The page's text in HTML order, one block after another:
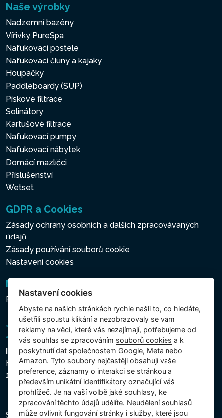
Naše výrobky
Nadzemní bazény
Vířivky PureSpa
Nafukovací postele
Nafukovací čluny a kajaky
Houpačky
Paddleboardy (SUP)
Pískové filtrace
Solinátory
Kartušové filtrace
Nafukovací pumpy
Nafukovací nábytek
Domácí mazlíčci
Příslušenství
Wetset
GDPR a Cookies
Zásady ochrany osobních a dalších zpracovávaných
údajů
Zásady používání souborů cookie
Nastavení cookies
Newsletter
Přihlášení k odběru novinek
Intex Trading, s.r.o.
Hradecká 2526/3
130 00 Praha 3 - Česká republika
Společnost je zapsána u Městského soudu v Praze,
Nastavení cookies
Abyste na našich stránkách rychle našli to, co hledáte,
ušetřili spoustu klikání a nezobrazovaly se vám
reklamy na věci, které vás nezajímají, potřebujeme od
vás souhlas se zpracováním souborů cookies a k
poskytnutí dat společnostem Google, Meta nebo
Amazon. Tyto soubory nejčastěji obsahují vaše
preference, záznamy o interakci se stránkou a
především unikátní identifikátory označující váš
prohlížeč. Je na vaší volbě jaké souhlasy, ke
zpracování těchto údajů udělíte. Neudělení souhlasů
může ovlivnit fungování stránky i služby, které jsou